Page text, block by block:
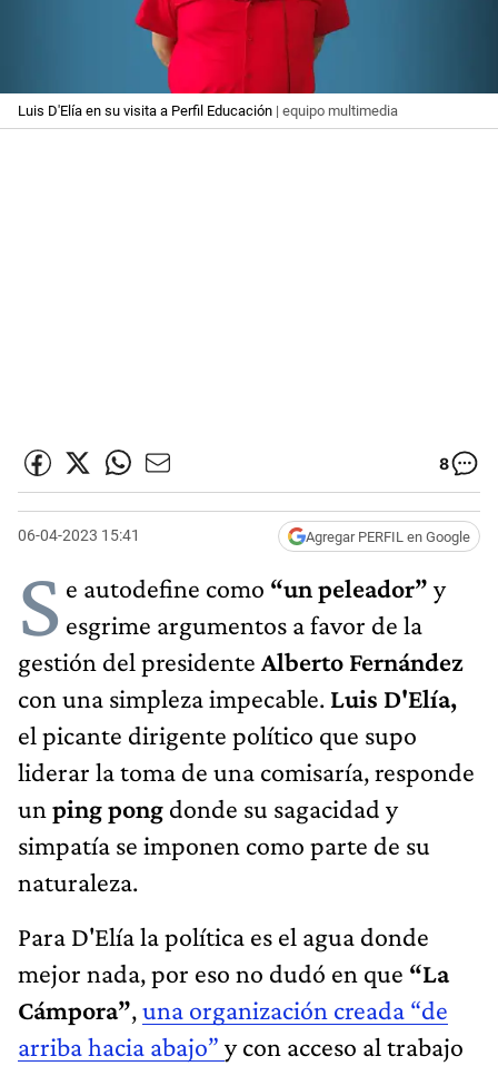
Luis D'Elía en su visita a Perfil Educación | equipo multimedia
8
06-04-2023 15:41 Agregar PERFIL en Google
S e autodefine como “un peleador” y
esgrime argumentos a favor de la
gestión del presidente Alberto Fernández
con una simpleza impecable. Luis D'Elía,
el picante dirigente político que supo
liderar la toma de una comisaría, responde
un ping pong donde su sagacidad y
simpatía se imponen como parte de su
naturaleza.
Para D'Elía la política es el agua donde
mejor nada, por eso no dudó en que “La
Cámpora”,una organización creada “de
arriba hacia abajo” y con acceso al trabajo